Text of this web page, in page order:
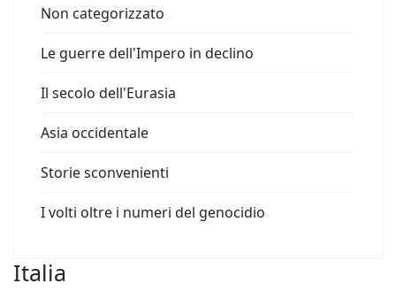
Non categorizzato
Le guerre dell'Impero in declino
Il secolo dell'Eurasia
Asia occidentale
Storie sconvenienti
I volti oltre i numeri del genocidio
Italia